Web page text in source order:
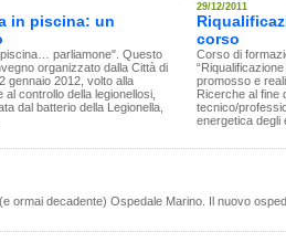
in piscina: un
parliamone". Questo
organizzato dalla Città di
gennaio 2012, volto alla
al controllo della legionellosi,
dal batterio della Legionella,
29/12/2011
corso
Corso di
promosso e
Ricerche al fine
tecnico/
energetica degli
ormai decadente) Ospedale Marino. Il nuovo